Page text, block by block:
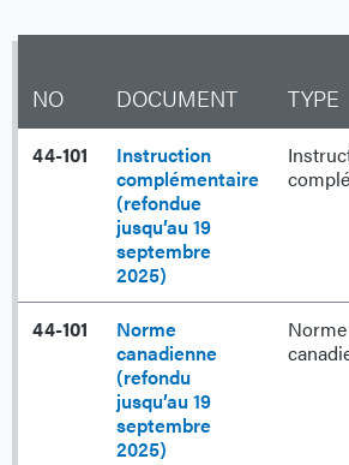
NO DOCUMENT TYPE
44-101
Instruction
complémentaire
(refondue
jusqu’au 19
septembre
2025)
44-101
Norme
canadienne
(refondu
jusqu’au 19
septembre
2025)
Norme